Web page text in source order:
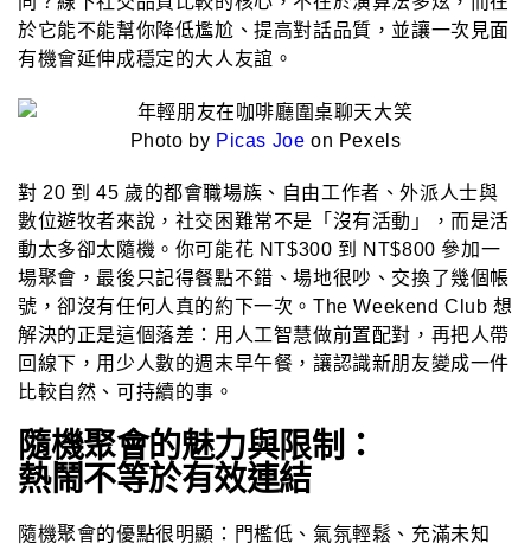
於它能不能幫你降低尷尬、提高對話品質，並讓一次見面
有機會延伸成穩定的大人友誼。
Photo by Picas Joe on Pexels
對 20 到 45 歲的都會職場族、自由工作者、外派人士與
數位遊牧者來說，社交困難常不是「沒有活動」，而是活
動太多卻太隨機。你可能花 NT$300 到 NT$800 參加一
場聚會，最後只記得餐點不錯、場地很吵、交換了幾個帳
號，卻沒有任何人真的約下一次。The Weekend Club 想
解決的正是這個落差：用人工智慧做前置配對，再把人帶
回線下，用少人數的週末早午餐，讓認識新朋友變成一件
比較自然、可持續的事。
隨機聚會的魅力與限制：
熱鬧不等於有效連結
隨機聚會的優點很明顯：門檻低、氣氛輕鬆、充滿未知